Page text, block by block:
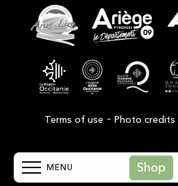
MENU Shop
Terms of use - Photo credits